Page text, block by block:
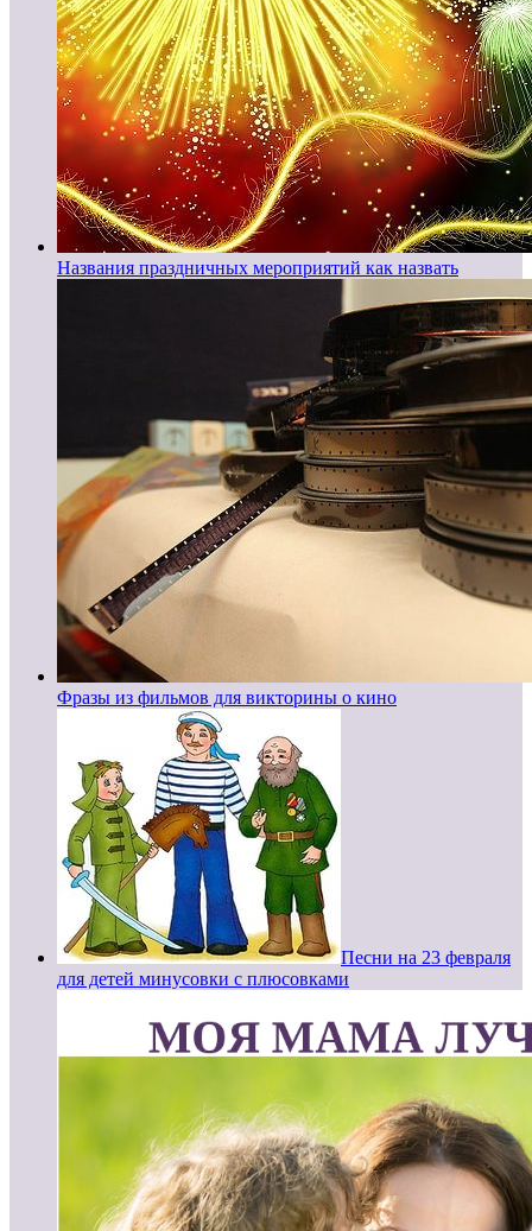
Названия праздничных мероприятий как назвать
Фразы из фильмов для викторины о кино
Песни на 23 февраля
для детей минусовки с плюсовками